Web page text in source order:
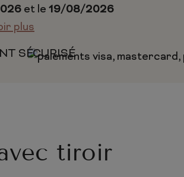
et le 19/08/2026
plus
SÉCURISÉ
tiroir